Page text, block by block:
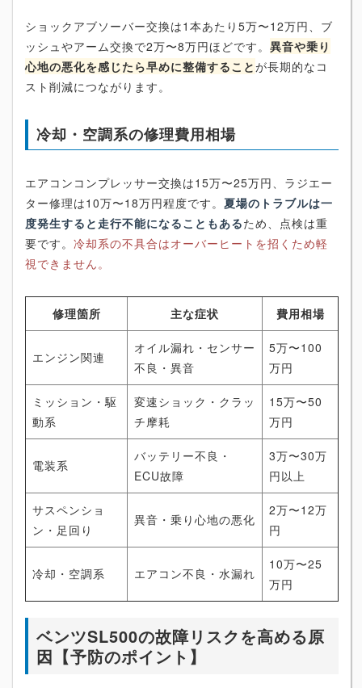
ショックアブソーバー交換は1本あたり5万〜12万円、ブ
ッシュやアーム交換で2万〜8万円ほどです。 異音や乗り
心地の悪化を感じたら早めに整備することが長期的なコ
スト削減につながります。
冷却・空調系の修理費用相場
エアコンコンプレッサー交換は15万〜25万円、ラジエー
ター修理は10万〜18万円程度です。 夏場のトラブルは一
度発生すると走行不能になることもあるため、点検は重
要です。 冷却系の不具合はオーバーヒートを招くため軽
視できません。
修理箇所 主な症状 費用相場
エンジン関連
オイル漏れ・センサー
不良・異音
5万〜100
万円
ミッション・駆
動系
変速ショック・クラッ
チ摩耗
15万〜50
万円
電装系
バッテリー不良・
ECU故障
3万〜30万
円以上
サスペンショ
ン・足回り
異音・乗り心地の悪化
2万〜12万
円
冷却・空調系 エアコン不良・水漏れ
10万〜25
万円
ベンツSL500の故障リスクを高める原
因【予防のポイント】